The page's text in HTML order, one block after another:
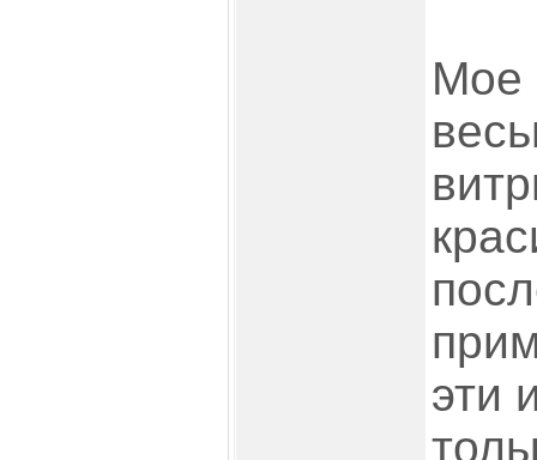
Мое
эти